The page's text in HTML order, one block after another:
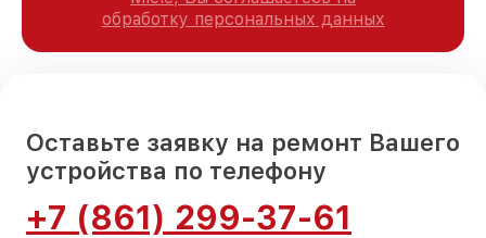
обработку персональных данных
Оставьте заявку на ремонт Вашего
устройства по телефону
+7 (861) 299-37-61